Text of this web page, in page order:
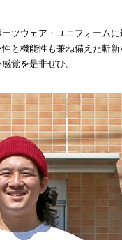
ツウェア・ユニフォーム
と機能性も兼ね備えた斬
覚を是非ぜひ。